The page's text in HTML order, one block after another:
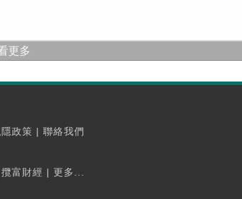
更多
政策 | 聯絡我們
攬富財經 | 更多...